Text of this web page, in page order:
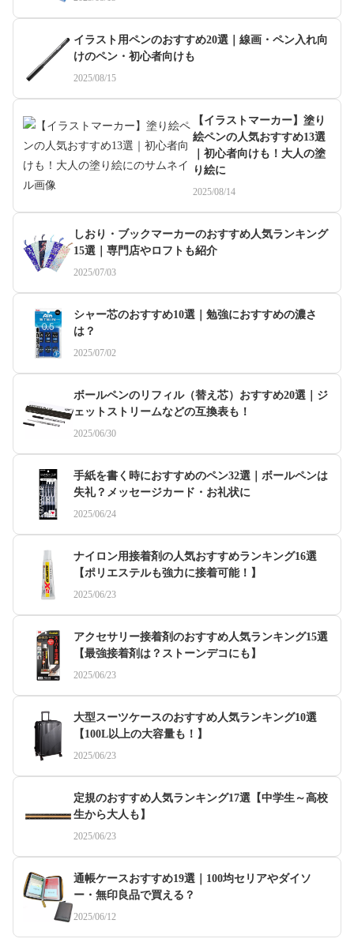
イラスト用ペンのおすすめ20選｜線画・ペン入れ向
けのペン・初心者向けも
2025/08/15
【イラストマーカー】塗り
絵ペンの人気おすすめ13選
｜初心者向けも！大人の塗
り絵に
2025/08/14
しおり・ブックマーカーのおすすめ人気ランキング
15選｜専門店やロフトも紹介
2025/07/03
シャー芯のおすすめ10選｜勉強におすすめの濃さ
は？
2025/07/02
ボールペンのリフィル（替え芯）おすすめ20選｜ジ
ェットストリームなどの互換表も！
2025/06/30
手紙を書く時におすすめのペン32選｜ボールペンは
失礼？メッセージカード・お礼状に
2025/06/24
ナイロン用接着剤の人気おすすめランキング16選
【ポリエステルも強力に接着可能！】
2025/06/23
アクセサリー接着剤のおすすめ人気ランキング15選
【最強接着剤は？ストーンデコにも】
2025/06/23
大型スーツケースのおすすめ人気ランキング10選
【100L以上の大容量も！】
2025/06/23
定規のおすすめ人気ランキング17選【中学生～高校
生から大人も】
2025/06/23
通帳ケースおすすめ19選｜100均セリアやダイソ
ー・無印良品で買える？
2025/06/12